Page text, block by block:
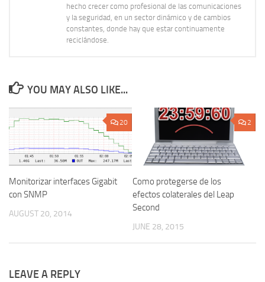
hecho crecer como profesional de las comunicaciones
y la seguridad, en un sector dinámico y de cambios
constantes, donde hay que estar continuamente
reciclándose.
YOU MAY ALSO LIKE...
20
Monitorizar interfaces Gigabit
con SNMP
AUGUST 20, 2014
2
Como protegerse de los
efectos colaterales del Leap
Second
JUNE 28, 2015
LEAVE A REPLY